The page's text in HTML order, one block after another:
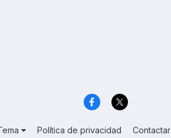
Política de privacidad Contactar